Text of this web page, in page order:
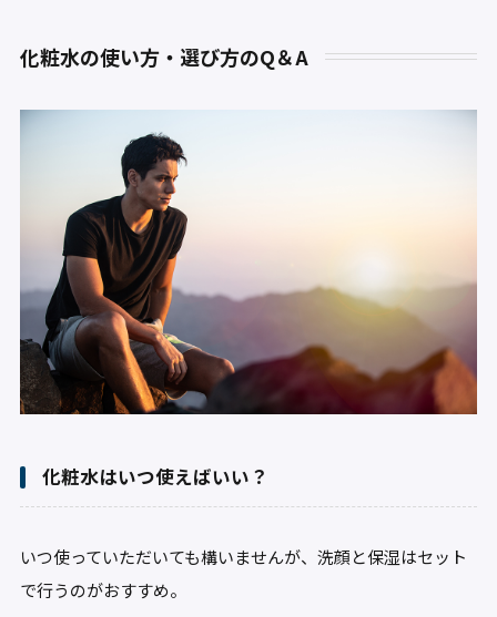
化粧水の使い方・選び方のQ＆A
化粧水はいつ使えばいい？
いつ使っていただいても構いませんが、洗顔と保湿はセット
で行うのがおすすめ。